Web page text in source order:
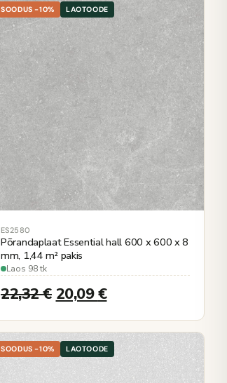
SOODUS -10% LAOTOODE
ES2580
Põrandaplaat Essential hall 600 x 600 x 8
mm, 1,44 m² pakis
Laos 98 tk
22,32€ 20,09€
SOODUS -10% LAOTOODE